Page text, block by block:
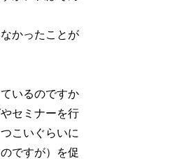
かったことが
いるのですか
セミナーを行
こいぐらいに
ですが）を促